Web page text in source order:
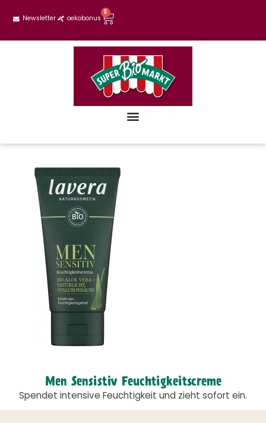
Newsletter oekobonus
0
Men Sensistiv Feuchtigkeitscreme
Spendet intensive Feuchtigkeit und zieht sofort ein.